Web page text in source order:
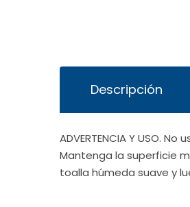
Descripción
ADVERTENCIA Y USO.
Mantenga la superficie
toalla húmeda suave y